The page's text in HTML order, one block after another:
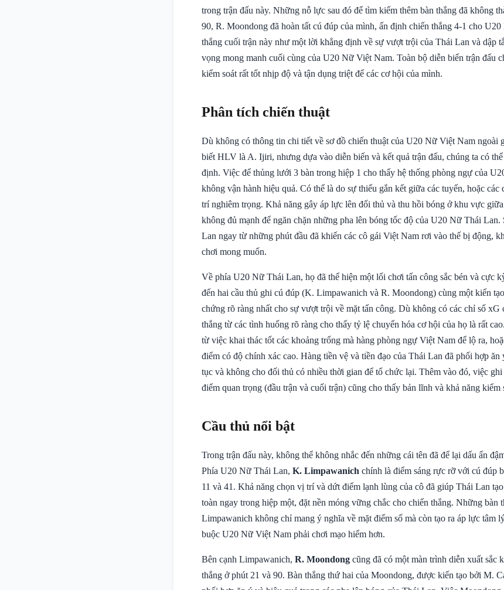
trong trận đấu này. Những nỗ lực sau đó để tìm kiếm thêm bàn thắng đã không
90, R. Moondong đã hoàn tất cú đúp của mình, ấn định chiến thắng 4-1 cho
thắng cuối trận này như một lời khẳng định về sự vượt trội của Thái Lan và dập
vọng mong manh cuối cùng của U20 Nữ Việt Nam. Toàn bộ diễn biến trận đấu
kiểm soát rất tốt nhịp độ và tận dụng triệt để các cơ hội của mình.
Phân tích chiến thuật
Dù không có thông tin chi tiết về sơ đồ chiến thuật của U20 Nữ Việt Nam ngoài
biết HLV là A. Ijiri, nhưng dựa vào diễn biến và kết quả trận đấu, chúng ta có thể
định. Việc để thủng lưới 3 bàn trong hiệp 1 cho thấy hệ thống phòng ngự của
không vận hành hiệu quả. Có thể là do sự thiếu gắn kết giữa các tuyến, hoặc các
trí nghiêm trọng. Khả năng gây áp lực lên đối thủ và thu hồi bóng ở khu vực
không đủ mạnh để ngăn chặn những pha lên bóng tốc độ của U20 Nữ Thái Lan.
Lan ngay từ những phút đầu đã khiến các cô gái Việt Nam rơi vào thế bị động,
chơi mong muốn.
Về phía U20 Nữ Thái Lan, họ đã thể hiện một lối chơi tấn công sắc bén và cực
đến hai cầu thủ ghi cú đúp (K. Limpawanich và R. Moondong) cùng một kiến
chứng rõ ràng nhất cho sự vượt trội về mặt tấn công. Dù không có các chỉ số xG
thắng từ các tình huống rõ ràng cho thấy tỷ lệ chuyển hóa cơ hội của họ là rất
từ việc khai thác tốt các khoảng trống mà hàng phòng ngự Việt Nam để lộ ra,
điểm có độ chính xác cao. Hàng tiền vệ và tiền đạo của Thái Lan đã phối hợp ăn
tục và không cho đối thủ có nhiều thời gian để tổ chức lại. Thêm vào đó, việc
điểm quan trọng (đầu trận và cuối trận) cũng cho thấy bản lĩnh và khả năng kiểm
Cầu thủ nổi bật
Trong trận đấu này, không thể không nhắc đến những cái tên đã để lại dấu ấn
Phía U20 Nữ Thái Lan, K. Limpawanich chính là điểm sáng rực rỡ với cú đúp
11 và 41. Khả năng chọn vị trí và dứt điểm lạnh lùng của cô đã giúp Thái Lan
toàn ngay trong hiệp một, đặt nền móng vững chắc cho chiến thắng. Những bàn
Limpawanich không chỉ mang ý nghĩa về mặt điểm số mà còn tạo ra áp lực tâm
buộc U20 Nữ Việt Nam phải chơi mạo hiểm hơn.
Bên cạnh Limpawanich, R. Moondong cũng đã có một màn trình diễn xuất sắc
thắng ở phút 21 và 90. Bàn thắng thứ hai của Moondong, được kiến tạo bởi M.